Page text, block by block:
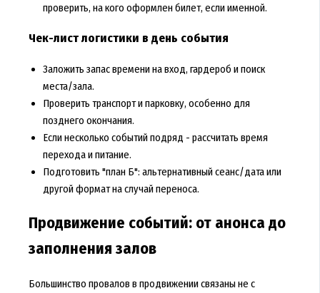
проверить, на кого оформлен билет, если именной.
Чек-лист логистики в день события
Заложить запас времени на вход, гардероб и поиск
места/зала.
Проверить транспорт и парковку, особенно для
позднего окончания.
Если несколько событий подряд - рассчитать время
перехода и питание.
Подготовить "план Б": альтернативный сеанс/дата или
другой формат на случай переноса.
Продвижение событий: от анонса до
заполнения залов
Большинство провалов в продвижении связаны не с